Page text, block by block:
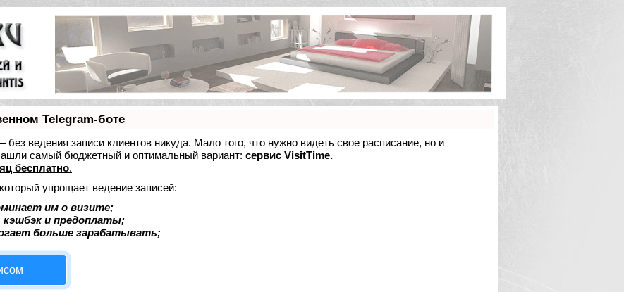
Telegram-боте
без ведения записи клиентов никуда. Мало того, что нужно видеть свое расписание, но и
самый бюджетный и оптимальный вариант: сервис VisitTime.
бесплатно.
упрощает ведение записей:
им о визите;
кэшбэк и предоплаты;
больше зарабатывать;